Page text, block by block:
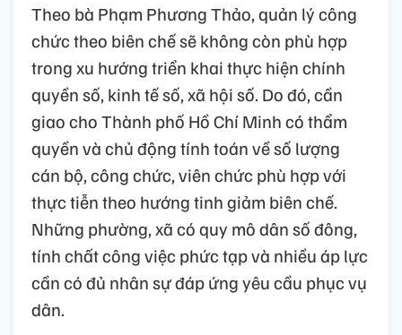
Theo bà Phạm Phương Thảo, quản lý công
chức theo biên chế sẽ không còn phù hợp
trong xu hướng triển khai thực hiện chính
quyền số, kinh tế số, xã hội số. Do đó, cần
giao cho Thành phố Hồ Chí Minh có thẩm
quyền và chủ động tính toán về số lượng
cán bộ, công chức, viên chức phù hợp với
thực tiễn theo hướng tinh giảm biên chế.
Những phường, xã có quy mô dân số đông,
tính chất công việc phức tạp và nhiều áp lực
cần có đủ nhân sự đáp ứng yêu cầu phục vụ
dân.